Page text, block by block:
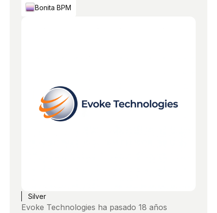
Bonita BPM
Silver
Evoke Technologies ha pasado 18 años